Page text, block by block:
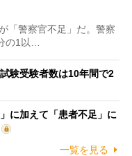
「警察官不足」だ。警察
の1以…
験受験者数は10年間で2
に加えて「患者不足」に
一覧を見る